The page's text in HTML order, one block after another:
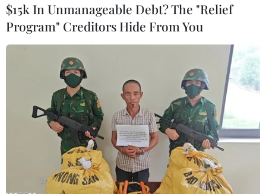
Lực lượng chức năng tham gia chữa cháy. (Ảnh: Thanh
Liêm/TTXVN)
Khuya 19/5, một vụ hỏa hoạn xảy ra tại xưởng
gỗ ở phường An Thới, quận Bình Thủy, thành
phố Cần Thơ, làm thiệt hại nhiều tài sản.
$15k In Unmanageable Debt? The "Relief
Program" Creditors Hide From You